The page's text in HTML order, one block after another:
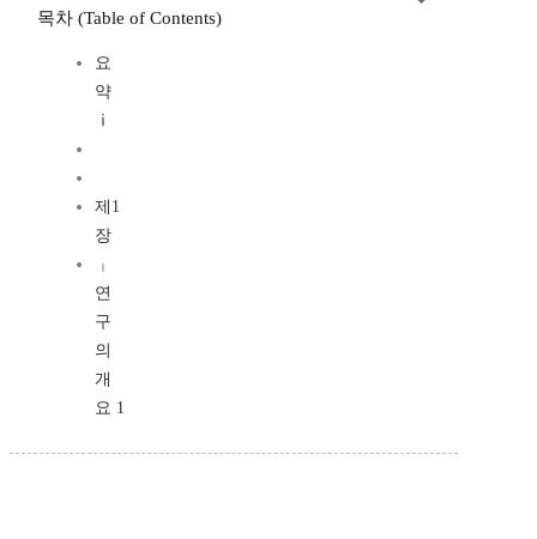
목차 (Table of Contents)
요
약
ⅰ
제1
장
╷
연
구
의
개
요 1